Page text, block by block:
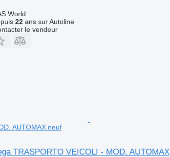
World
22ans sur Autoline
le vendeur
AUTOMAX neuf
TRASPORTO VEICOLI - MOD. AUTOMAX